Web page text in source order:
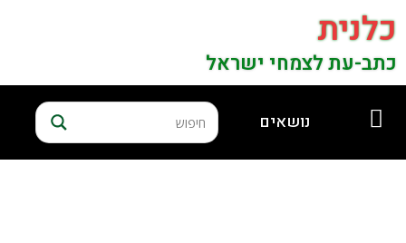
כלנית
כתב-עת לצמחי ישראל
נושאים